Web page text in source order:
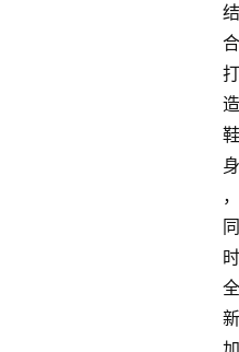
结
合
打
造
鞋
身
，
同
时
全
新